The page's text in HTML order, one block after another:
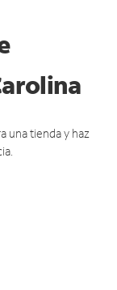
una tienda y haz